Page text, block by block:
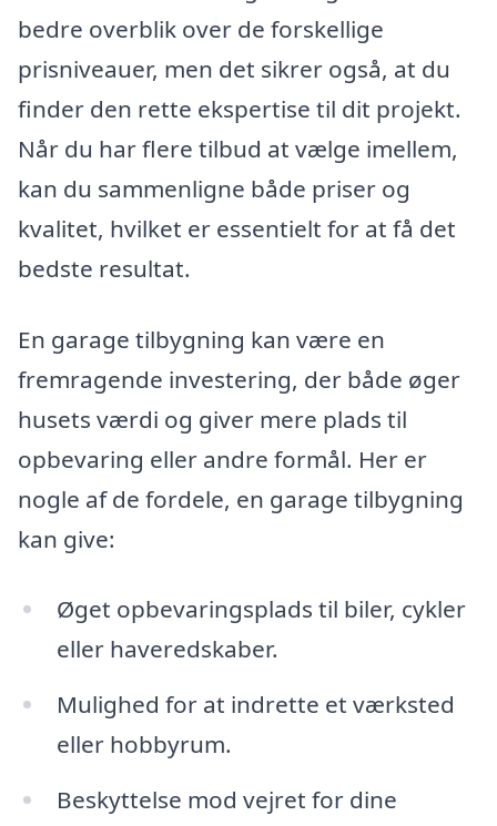
bedre overblik over de forskellige
prisniveauer, men det sikrer også, at du
finder den rette ekspertise til dit projekt.
Når du har flere tilbud at vælge imellem,
kan du sammenligne både priser og
kvalitet, hvilket er essentielt for at få det
bedste resultat.
En garage tilbygning kan være en
fremragende investering, der både øger
husets værdi og giver mere plads til
opbevaring eller andre formål. Her er
nogle af de fordele, en garage tilbygning
kan give:
Øget opbevaringsplads til biler, cykler
eller haveredskaber.
Mulighed for at indrette et værksted
eller hobbyrum.
Beskyttelse mod vejret for dine